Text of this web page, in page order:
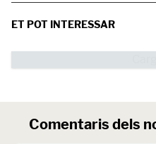
ET POT INTERESSAR
Comentaris dels